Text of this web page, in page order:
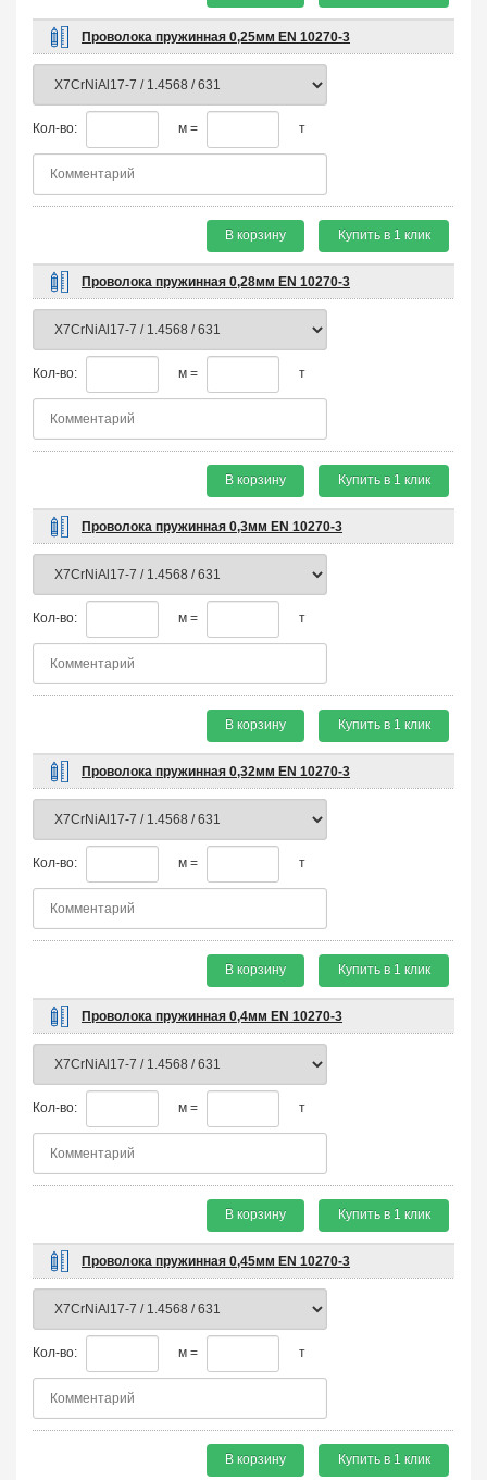
Проволока пружинная 0,25мм EN 10270-3
Кол-во: м = т
В корзину Купить в 1 клик
Проволока пружинная 0,28мм EN 10270-3
Кол-во: м = т
В корзину Купить в 1 клик
Проволока пружинная 0,3мм EN 10270-3
Кол-во: м = т
В корзину Купить в 1 клик
Проволока пружинная 0,32мм EN 10270-3
Кол-во: м = т
В корзину Купить в 1 клик
Проволока пружинная 0,4мм EN 10270-3
Кол-во: м = т
В корзину Купить в 1 клик
Проволока пружинная 0,45мм EN 10270-3
Кол-во: м = т
В корзину Купить в 1 клик